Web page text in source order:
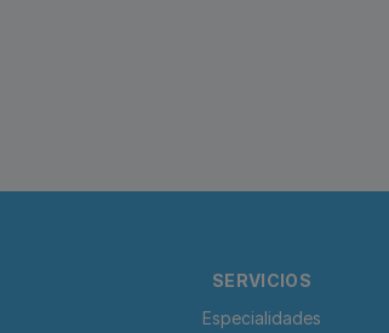
SERVICIOS
Especialidades